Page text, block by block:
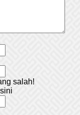
salah!